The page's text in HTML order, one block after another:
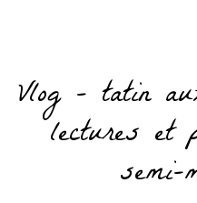
Vlog – tatin
lectures et
semi-